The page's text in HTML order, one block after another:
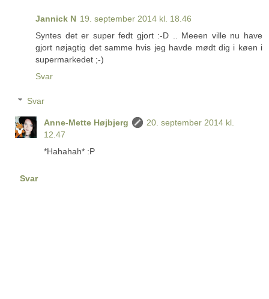
Jannick N 19. september 2014 kl. 18.46
Syntes det er super fedt gjort :-D .. Meeen ville nu have
gjort nøjagtig det samme hvis jeg havde mødt dig i køen i
supermarkedet ;-)
Svar
Svar
Anne-Mette Højbjerg
20. september 2014 kl.
12.47
*Hahahah* :P
Svar